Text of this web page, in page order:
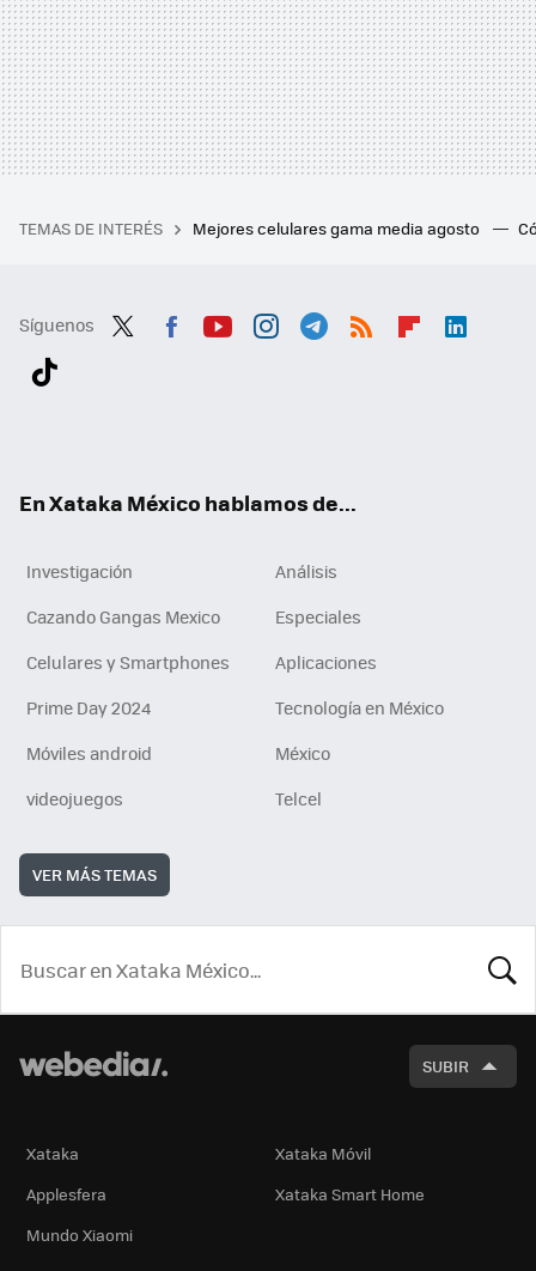
TEMAS DE INTERÉS Mejores celulares gama media agosto
Síguenos
En Xataka México hablamos de...
Investigación
Análisis
Cazando Gangas Mexico
Especiales
Celulares y Smartphones
Aplicaciones
Prime Day 2024
Tecnología en México
Móviles android
México
videojuegos
Telcel
VER MÁS TEMAS
SUBIR
Xataka
Xataka Móvil
Applesfera
Xataka Smart Home
Mundo Xiaomi